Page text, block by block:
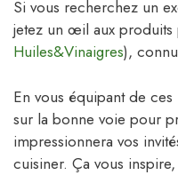
Si vous recherchez un
jetez un œil aux produits
Huiles&Vinaigres),
En vous équipant de
sur la bonne voie pour
impressionnera vos
cuisiner. Ça vous inspire,